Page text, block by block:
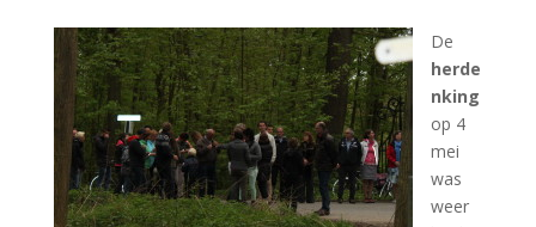
De
herde
nking
op 4
mei
was
weer